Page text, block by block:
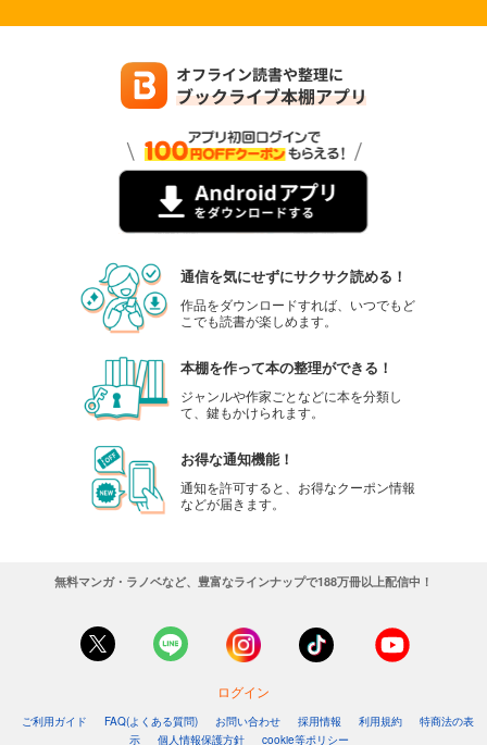
通信を気にせずにサクサク読める！
作品をダウンロードすれば、いつでもど
こでも読書が楽しめます。
本棚を作って本の整理ができる！
ジャンルや作家ごとなどに本を分類し
て、鍵もかけられます。
お得な通知機能！
通知を許可すると、お得なクーポン情報
などが届きます。
無料マンガ・ラノベなど、豊富なラインナップで188万冊以上配信中！
ログイン
ご利用ガイド FAQ(よくある質問) お問い合わせ 採用情報 利用規約
特商法の表
示
個人情報保護方針
cookie等ポリシー